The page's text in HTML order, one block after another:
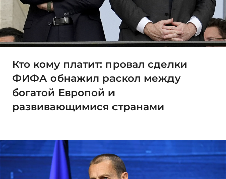
Кто кому платит: провал сделки
ФИФА обнажил раскол между
богатой Европой и
развивающимися странами